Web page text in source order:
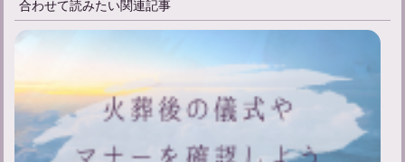
合わせて読みたい関連記事